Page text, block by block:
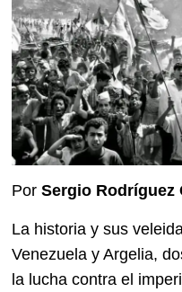
Por Sergio Rodríguez
La historia y sus
Venezuela y Argelia,
la lucha contra el